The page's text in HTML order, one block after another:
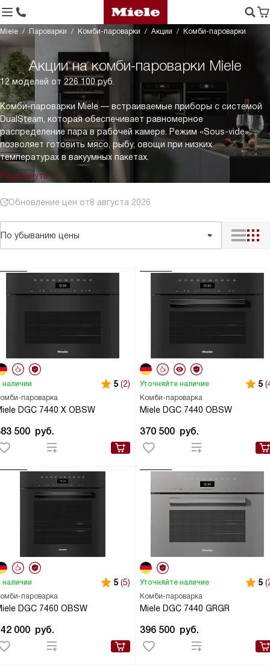
Miele Пароварки Комби-пароварки Акции Комби-пароварки
Акции на комби-пароварки Miele
12 моделей от 226 100 руб.
Комби-пароварки Miele — встраиваемые приборы с системой
DualSteam, которая обеспечивает равномерное
распределение пара в рабочей камере. Режим «Sous-vide»
позволяет готовить мясо, рыбу, овощи при низких
температурах в вакуумных пакетах.
Развернуть
Обновление цен от8 августа 2026
По убыванию цены
пароварка
DGC 7440 X OBSW
наличии 5 (2)
500 руб.
Комби-пароварка
Miele DGC 7440 OBSW
Уточняйте наличие 5
370 500 руб.
пароварка
DGC 7460 OBSW
наличии 5 (5)
000 руб.
Комби-пароварка
Miele DGC 7440 GRGR
Уточняйте наличие 5
396 500 руб.